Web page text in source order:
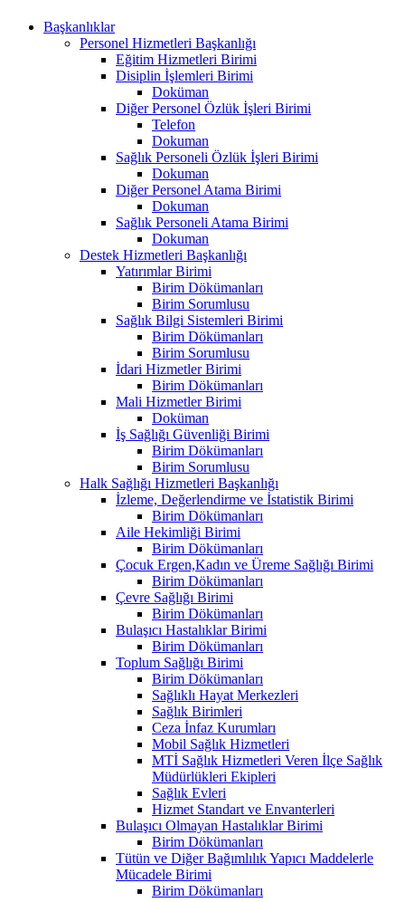
Başkanlıklar
Personel Hizmetleri Başkanlığı
Eğitim Hizmetleri Birimi
Disiplin İşlemleri Birimi
Doküman
Diğer Personel Özlük İşleri Birimi
Telefon
Dokuman
Sağlık Personeli Özlük İşleri Birimi
Dokuman
Diğer Personel Atama Birimi
Dokuman
Sağlık Personeli Atama Birimi
Dokuman
Destek Hizmetleri Başkanlığı
Yatırımlar Birimi
Birim Dökümanları
Birim Sorumlusu
Sağlık Bilgi Sistemleri Birimi
Birim Dökümanları
Birim Sorumlusu
İdari Hizmetler Birimi
Birim Dökümanları
Mali Hizmetler Birimi
Doküman
İş Sağlığı Güvenliği Birimi
Birim Dökümanları
Birim Sorumlusu
Halk Sağlığı Hizmetleri Başkanlığı
İzleme, Değerlendirme ve İstatistik Birimi
Birim Dökümanları
Aile Hekimliği Birimi
Birim Dökümanları
Çocuk Ergen,Kadın ve Üreme Sağlığı Birimi
Birim Dökümanları
Çevre Sağlığı Birimi
Birim Dökümanları
Bulaşıcı Hastalıklar Birimi
Birim Dökümanları
Toplum Sağlığı Birimi
Birim Dökümanları
Sağlıklı Hayat Merkezleri
Sağlık Birimleri
Ceza İnfaz Kurumları
Mobil Sağlık Hizmetleri
MTİ Sağlık Hizmetleri Veren İlçe Sağlık
Müdürlükleri Ekipleri
Sağlık Evleri
Hizmet Standart ve Envanterleri
Bulaşıcı Olmayan Hastalıklar Birimi
Birim Dökümanları
Tütün ve Diğer Bağımlılık Yapıcı Maddelerle
Mücadele Birimi
Birim Dökümanları